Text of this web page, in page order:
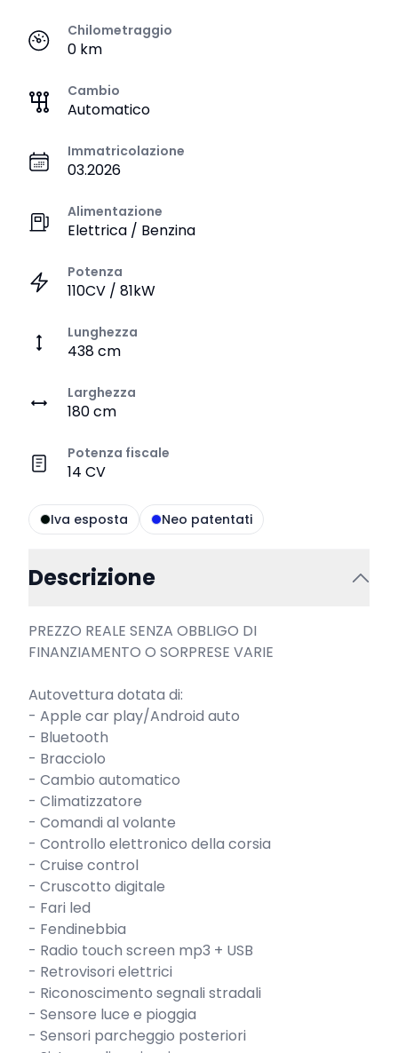
Chilometraggio
0 km
Cambio
Automatico
Immatricolazione
03.2026
Alimentazione
Elettrica / Benzina
Potenza
110CV / 81kW
Lunghezza
438 cm
Larghezza
180 cm
Potenza fiscale
14 CV
Iva esposta Neo patentati
Descrizione
PREZZO REALE SENZA OBBLIGO DI
FINANZIAMENTO O SORPRESE VARIE
Autovettura dotata di:
- Apple car play/Android auto
- Bluetooth
- Bracciolo
- Cambio automatico
- Climatizzatore
- Comandi al volante
- Controllo elettronico della corsia
- Cruise control
- Cruscotto digitale
- Fari led
- Fendinebbia
- Radio touch screen mp3 + USB
- Retrovisori elettrici
- Riconoscimento segnali stradali
- Sensore luce e pioggia
- Sensori parcheggio posteriori